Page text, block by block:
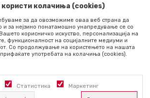
Сите артикли прикажани на сајтот се
на производите можете да ја
на +389 76 444 490
, Изработено одNB SOFT. Сите права
користи колачиња (cookies)
за да овозможиме оваа веб страна да
и за нејзино понатамошно унапредување се со
корисничко искуство, персонализација на
функционалност на социјалните медиуми и
Со продолжување на користењето на нашата
употребата на колачиња (cookies).
Статистика Маркетинг